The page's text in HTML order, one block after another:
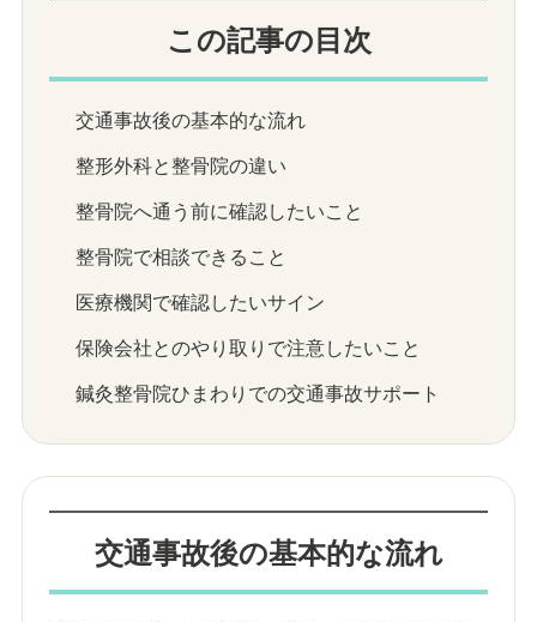
この記事の目次
交通事故後の基本的な流れ
整形外科と整骨院の違い
整骨院へ通う前に確認したいこと
整骨院で相談できること
医療機関で確認したいサイン
保険会社とのやり取りで注意したいこと
鍼灸整骨院ひまわりでの交通事故サポート
交通事故後の基本的な流れ